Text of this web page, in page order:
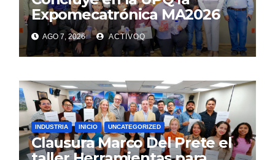
Expomecatrónica MA2026
AGO 7, 2026 ACTIVOQ
INDUSTRIA INICIO UNCATEGORIZED
Clausura Marco Del Prete el